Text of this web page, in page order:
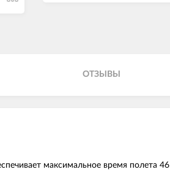
ОТЗЫВЫ
максимальное время полета 46